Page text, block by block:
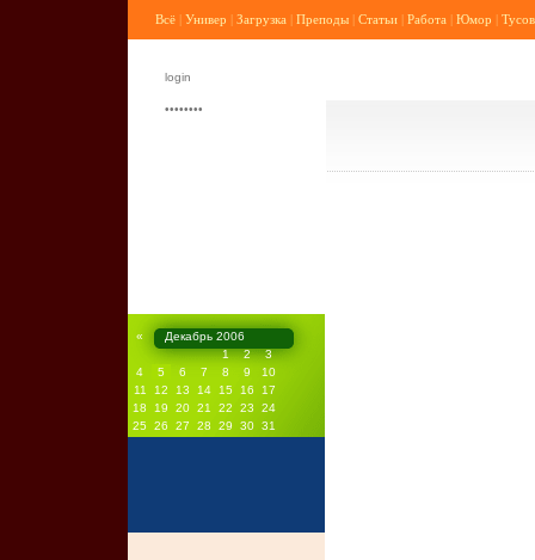
Всё | Универ | Загрузка | Преподы | Статьи | Работа | Юмор |
«
Декабрь 2006
1
2
3
4
5 6 7 8 9
10
11
12 13 14 15 16
17
18
19 20 21 22 23
24
25 26 27 28 29 30 31